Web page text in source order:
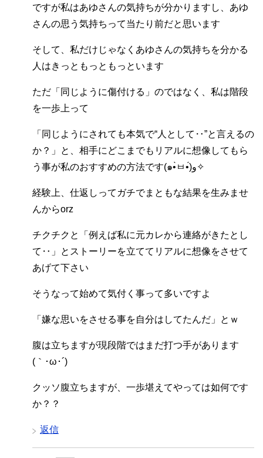
ですが私はあゆさんの気持ちが分かりますし、あゆ
さんの思う気持ちって当たり前だと思います
そして、私だけじゃなくあゆさんの気持ちを分かる
人はきっともっともっといます
ただ「同じように傷付ける」のではなく、私は階段
を一歩上って
「同じようにされても本気で“人として‥”と言えるの
か？」と、相手にどこまでもリアルに想像してもら
う事が私のおすすめの方法です(๑•̀ㅂ•́)و✧
経験上、仕返しってガチでまともな結果を生みませ
んからorz
チクチクと「例えば私に元カレから連絡がきたとし
て‥」とストーリーを立ててリアルに想像をさせて
あげて下さい
そうなって始めて気付く事って多いですよ
「嫌な思いをさせる事を自分はしてたんだ」とｗ
腹は立ちますが現段階ではまだ打つ手があります
(｀･ω･´)
クッソ腹立ちますが、一歩堪えてやっては如何です
か？？
返信